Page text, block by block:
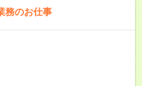
務のお仕事